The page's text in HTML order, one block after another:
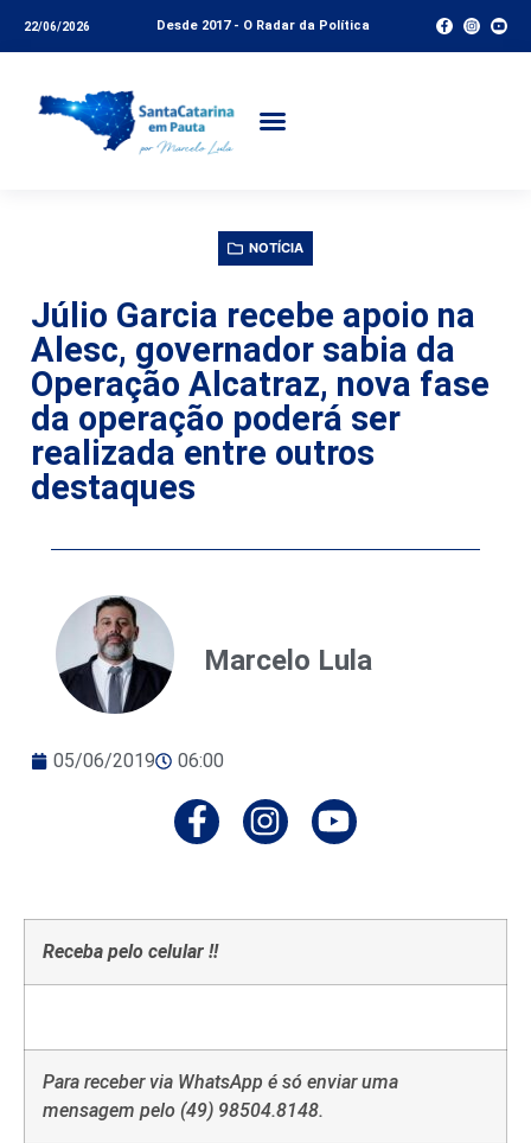
22/06/2026 Desde 2017 - O Radar da Política
NOTÍCIA
Júlio Garcia recebe apoio na
Alesc, governador sabia da
Operação Alcatraz, nova fase
da operação poderá ser
realizada entre outros
destaques
Marcelo Lula
05/06/2019 06:00
Receba pelo celular !!
Para receber via WhatsApp é só enviar uma
mensagem pelo (49) 98504.8148.